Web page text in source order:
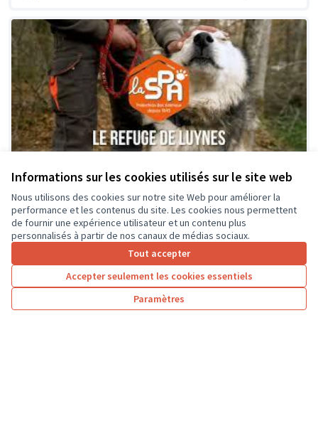
Informations sur les cookies utilisés sur le site web
Nous utilisons des cookies sur notre site Web pour améliorer la
performance et les contenus du site. Les cookies nous permettent
de fournir une expérience utilisateur et un contenu plus
personnalisés à partir de nos canaux de médias sociaux.
Tout accepter
Accepter seulement les cookies essentiels
Paramètres
Le Conseil Municipal des Jeunes de
Fondettes se mobilise contre la maltraitance
animale : aidez le refuge SPA de Luynes !
Le Conseil Municipal des Jeunes de Fondettes se
mobilise en faveur de la cause animale, et propose
d’acheter du matériel...
Solidarité et développement local